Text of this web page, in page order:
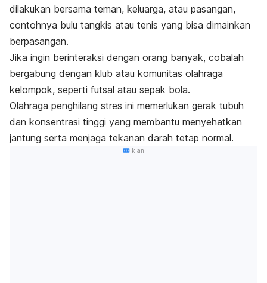
dilakukan bersama teman, keluarga, atau pasangan,
contohnya bulu tangkis atau tenis yang bisa dimainkan
berpasangan.
Jika ingin berinteraksi dengan orang banyak, cobalah
bergabung dengan klub atau komunitas olahraga
kelompok, seperti futsal atau sepak bola.
Olahraga penghilang stres ini memerlukan gerak tubuh
dan konsentrasi tinggi yang membantu menyehatkan
jantung serta menjaga tekanan darah tetap normal.
Iklan